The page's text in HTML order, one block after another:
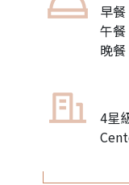
早
午
晚
4星